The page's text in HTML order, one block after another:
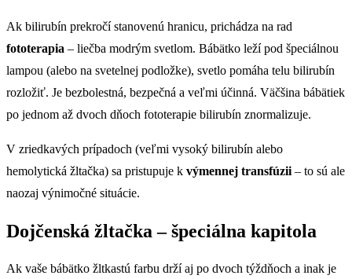
Ak bilirubín prekročí stanovenú hranicu, prichádza na rad
fototerapia – liečba modrým svetlom. Bábätko leží pod špeciálnou
lampou (alebo na svetelnej podložke), svetlo pomáha telu bilirubín
rozložiť. Je bezbolestná, bezpečná a veľmi účinná. Väčšina bábätiek
po jednom až dvoch dňoch fototerapie bilirubín znormalizuje.
V zriedkavých prípadoch (veľmi vysoký bilirubín alebo
hemolytická žltačka) sa pristupuje k výmennej transfúzii – to sú ale
naozaj výnimočné situácie.
Dojčenská žltačka – špeciálna kapitola
Ak vaše bábätko žltkastú farbu drží aj po dvoch týždňoch a inak je